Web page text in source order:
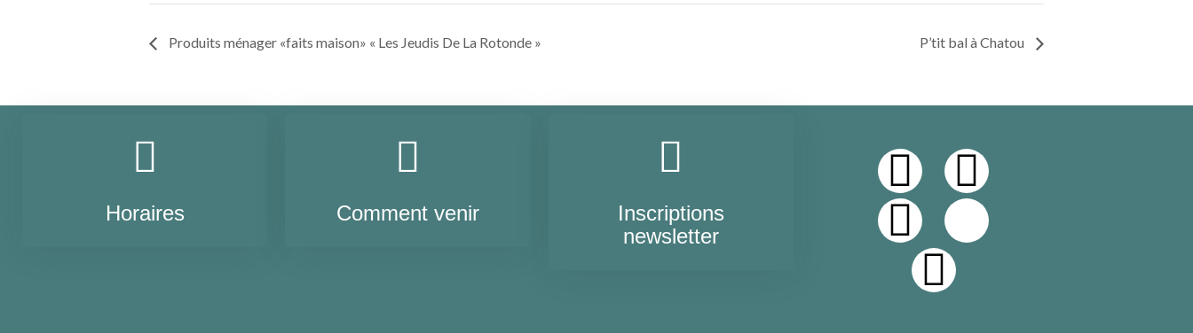
Produits ménager «faits maison» « Les Jeudis De La Rotonde » P’tit bal à Chatou
Horaires Comment venir
Inscriptions
newsletter